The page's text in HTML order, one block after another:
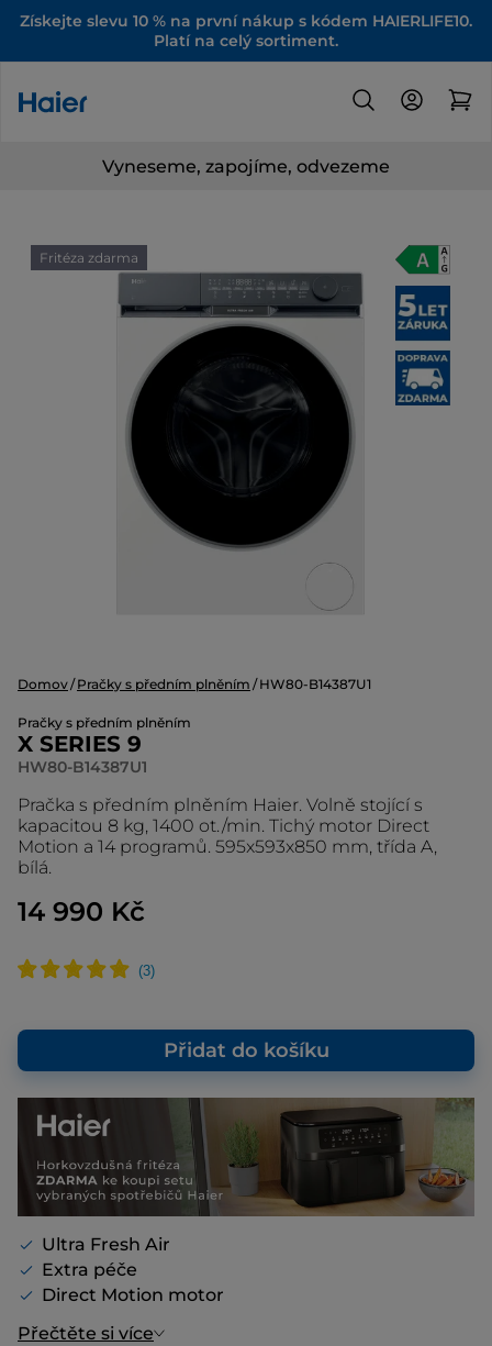
Získejte slevu 10 % na první nákup s kódem HAIERLIFE10.
Platí na celý sortiment.
Vyneseme, zapojíme, odvezeme
Fritéza zdarma
Domov Pračky s předním plněním HW80-B14387U1
Pračky s předním plněním
X SERIES 9
HW80-B14387U1
Pračka s předním plněním Haier. Volně stojící s
kapacitou 8 kg, 1400 ot./min. Tichý motor Direct
Motion a 14 programů. 595x593x850 mm, třída A,
bílá.
14 990 Kč
Přidat do košíku
Ultra Fresh Air
Extra péče
Direct Motion motor
Přečtěte si více